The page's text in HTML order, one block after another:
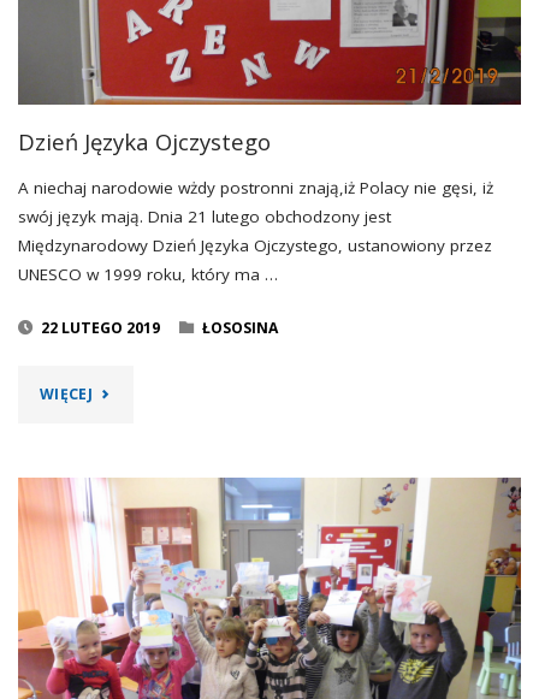
Dzień Języka Ojczystego
A niechaj narodowie wżdy postronni znają,iż Polacy nie gęsi, iż
swój język mają. Dnia 21 lutego obchodzony jest
Międzynarodowy Dzień Języka Ojczystego, ustanowiony przez
UNESCO w 1999 roku, który ma …
22 LUTEGO 2019 ŁOSOSINA
WIĘCEJ"DZIEŃ
OJCZYSTEGO"